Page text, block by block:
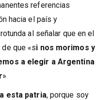
referencias
hacia el país y
al señalar que en el
que «si nos morimos y
a elegir a Argentina
»
esta patria, porque soy